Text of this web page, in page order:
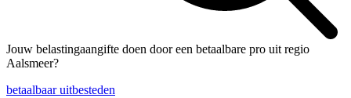
Jouw belastingaangifte doen door een betaalbare pro uit regio
Aalsmeer?
betaalbaar uitbesteden